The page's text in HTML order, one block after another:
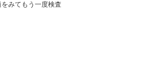
みてもう一度検査